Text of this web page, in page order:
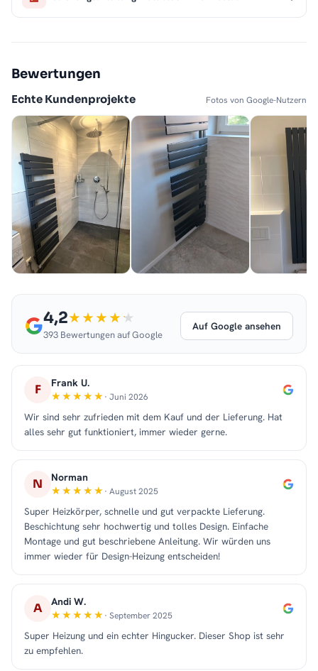
Bewertungen
Echte Kundenprojekte Fotos von Google-Nutzern
4,2
393 Bewertungen auf Google
Auf Google ansehen
F Frank U.
· Juni 2026
Wir sind sehr zufrieden mit dem Kauf und der Lieferung. Hat
alles sehr gut funktioniert, immer wieder gerne.
N Norman
· August 2025
Super Heizkörper, schnelle und gut verpackte Lieferung.
Beschichtung sehr hochwertig und tolles Design. Einfache
Montage und gut beschriebene Anleitung. Wir würden uns
immer wieder für Design-Heizung entscheiden!
A Andi W.
· September 2025
Super Heizung und ein echter Hingucker. Dieser Shop ist sehr
zu empfehlen.